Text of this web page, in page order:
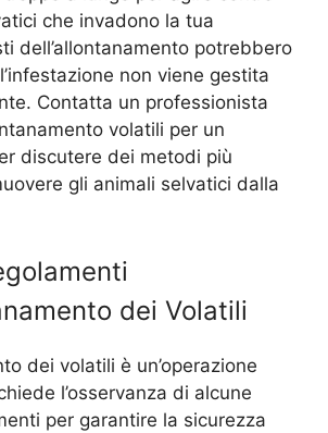
che invadono la tua
dell’allontanamento potrebbero
non viene gestita
Contatta un professionista
volatili per un
discutere dei metodi più
gli animali selvatici dalla
dei Volatili
dei volatili è un’operazione
l’osservanza di alcune
per garantire la sicurezza